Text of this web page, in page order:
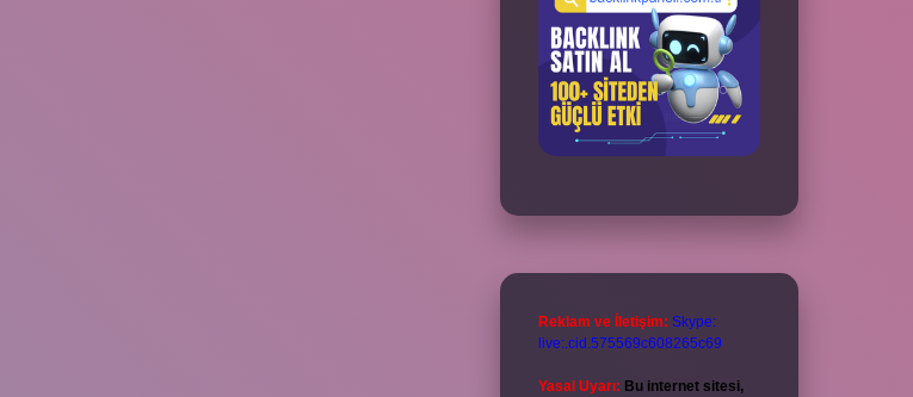
Reklam ve İletişim: Skype:
live:.cid.575569c608265c69
Yasal Uyarı: Bu internet sitesi,